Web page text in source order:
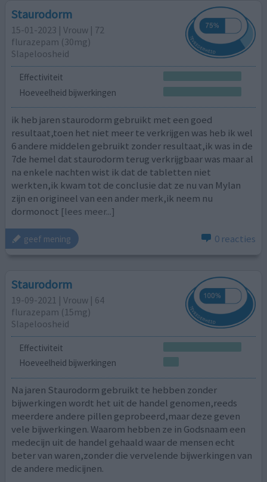
Staurodorm
15-01-2023 | Vrouw | 72
flurazepam (30mg)
Slapeloosheid
Effectiviteit
Hoeveelheid bijwerkingen
ik heb jaren staurodorm gebruikt met een goed
resultaat,toen het niet meer te verkrijgen was heb ik wel
6 andere middelen gebruikt zonder resultaat,ik was in de
7de hemel dat staurodorm terug verkrijgbaar was maar al
na enkele nachten wist ik dat de tabletten niet
werkten,ik kwam tot de conclusie dat ze nu van Mylan
zijn en origineel van een ander merk,ik neem nu
dormonoct [lees meer...]
geef mening 0 reacties
Staurodorm
19-09-2021 | Vrouw | 64
flurazepam (15mg)
Slapeloosheid
Effectiviteit
Hoeveelheid bijwerkingen
Na jaren Staurodorm gebruikt te hebben zonder
bijwerkingen wordt het uit de handel genomen,reeds
meerdere andere pillen geprobeerd,maar deze geven
vele bijwerkingen. Waarom hebben ze in Godsnaam een
medecijn uit de handel gehaald waar de mensen echt
beter van waren,zonder die vervelende bijwerkingen van
de andere medicijnen.